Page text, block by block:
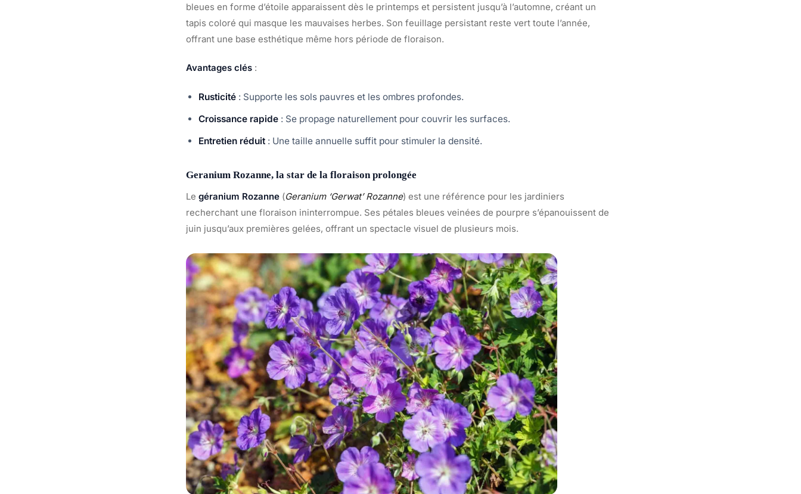
bleues en forme d’étoile apparaissent dès le printemps et persistent jusqu’à l’automne, créant un
tapis coloré qui masque les mauvaises herbes. Son feuillage persistant reste vert toute l’année,
offrant une base esthétique même hors période de floraison.
Avantages clés :
Rusticité : Supporte les sols pauvres et les ombres profondes.
Croissance rapide : Se propage naturellement pour couvrir les surfaces.
Entretien réduit : Une taille annuelle suffit pour stimuler la densité.
Geranium Rozanne, la star de la floraison prolongée
Le géranium Rozanne (Geranium ‘Gerwat’ Rozanne) est une référence pour les jardiniers
recherchant une floraison ininterrompue. Ses pétales bleues veinées de pourpre s’épanouissent de
juin jusqu’aux premières gelées, offrant un spectacle visuel de plusieurs mois.